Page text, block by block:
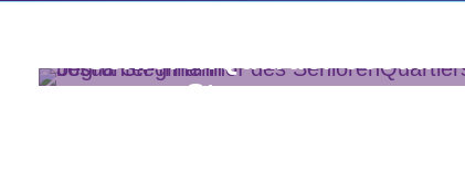
SeniorenQuartier Josua
Stegmann